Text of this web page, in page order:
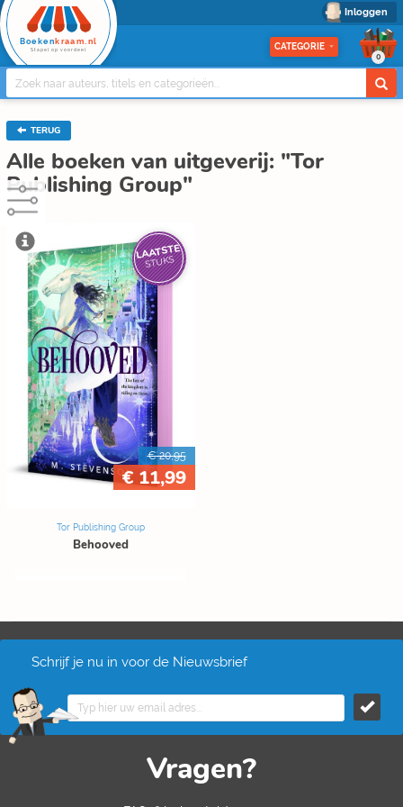
Inloggen
Boeken kraam.nl
Stapel op voordeel CATEGORIE
0
TERUG
Alle boeken van uitgeverij: "Tor
Publishing Group"
LAATSTE
STUKS
€ 20,95
€ 11,99
Tor Publishing Group
Behooved
Schrijf je nu in voor de Nieuwsbrief
Vragen?